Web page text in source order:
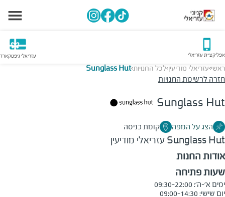
אפליקציית עזריאלי עזריאלי גיפטקארד
ראשי>עזריאלי מודיעין>לכל החנויות>
Sunglass Hut
חזרה לרשימת החנויות
Sunglass Hut
הצג על המפה קומת כניסה
Sunglass Hut עזריאלי מודיעין
אודות החנות
שעות פתיחה